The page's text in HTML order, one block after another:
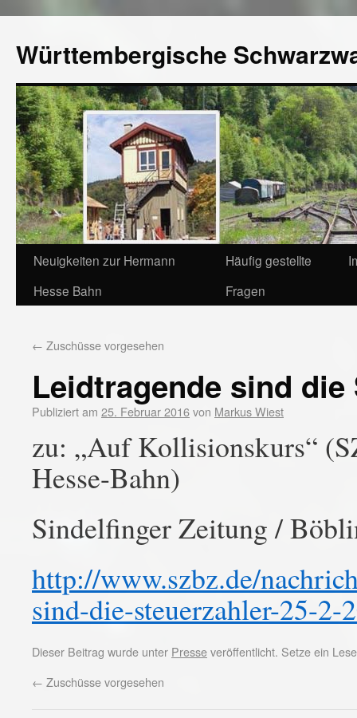
Württembergische
Neuigkeiten zur Hermann
Hesse Bahn
Häufig gestellte
Fragen
← Zuschüsse vorgesehen
Leidtragende sind die
Publiziert am 25. Februar 2016von Markus Wiest
zu: „Auf Kollisionskurs“
Hesse-Bahn)
Sindelfinger Zeitung /
http://www.szbz.de/
sind-die-steuerzahler-25-2-
Dieser Beitrag wurde unter Presseveröffentlicht. Setze ein
← Zuschüsse vorgesehen